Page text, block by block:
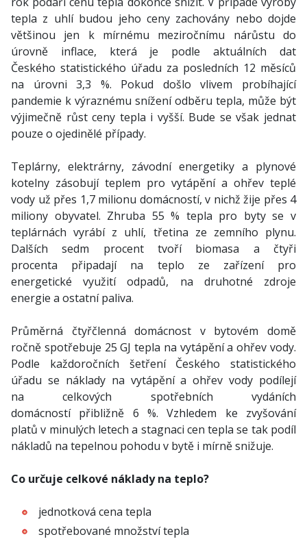
tepla z uhlí budou jeho ceny zachovány nebo dojde
většinou jen k mírnému meziročnímu nárůstu do
úrovně inflace, která je podle aktuálních dat
Českého statistického úřadu za posledních 12 měsíců
na úrovni 3,3 %. Pokud došlo vlivem probíhající
pandemie k výraznému snížení odběru tepla, může být
výjimečně růst ceny tepla i vyšší. Bude se však jednat
pouze o ojedinělé případy.
Teplárny, elektrárny, závodní energetiky a plynové
kotelny zásobují teplem pro vytápění a ohřev teplé
vody už přes 1,7 milionu domácností, v nichž žije přes 4
miliony obyvatel. Zhruba 55 % tepla pro byty se v
teplárnách vyrábí z uhlí, třetina ze zemního plynu.
Dalších sedm procent tvoří biomasa a čtyři
procenta připadají na teplo ze zařízení pro
energetické využití odpadů, na druhotné zdroje
energie a ostatní paliva.
Průměrná čtyřčlenná domácnost v bytovém domě
ročně spotřebuje 25 GJ tepla na vytápění a ohřev vody.
Podle každoročních šetření Českého statistického
úřadu se náklady na vytápění a ohřev vody podílejí
na celkových spotřebních vydáních
domácností přibližně 6 %. Vzhledem ke zvyšování
platů v minulých letech a stagnaci cen tepla se tak podíl
nákladů na tepelnou pohodu v bytě i mírně snižuje.
Co určuje celkové náklady na teplo?
jednotková cena tepla
spotřebované množství tepla